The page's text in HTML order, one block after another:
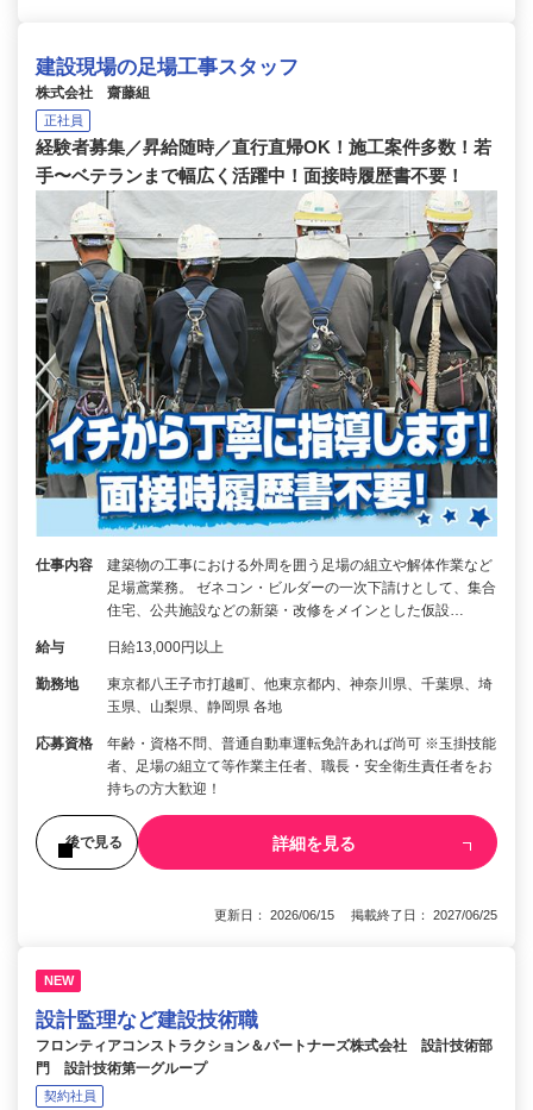
建設現場の足場工事スタッフ
株式会社 齋藤組
正社員
経験者募集／昇給随時／直行直帰OK！施工案件多数！若
手〜ベテランまで幅広く活躍中！面接時履歴書不要！
仕事内容
建築物の工事における外周を囲う足場の組立や解体作業など
足場鳶業務。 ゼネコン・ビルダーの一次下請けとして、集合
住宅、公共施設などの新築・改修をメインとした仮設…
給与 日給13,000円以上
勤務地
東京都八王子市打越町、他東京都内、神奈川県、千葉県、埼
玉県、山梨県、静岡県 各地
応募資格
年齢・資格不問、普通自動車運転免許あれば尚可 ※玉掛技能
者、足場の組立て等作業主任者、職長・安全衛生責任者をお
持ちの方大歓迎！
後で見る 詳細を見る
更新日： 2026/06/15 掲載終了日： 2027/06/25
NEW
設計監理など建設技術職
フロンティアコンストラクション＆パートナーズ株式会社 設計技術部
門 設計技術第一グループ
契約社員